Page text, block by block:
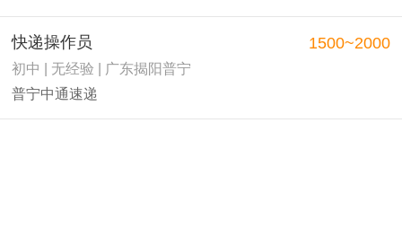
快递操作员
初中 | 无经验 | 广东揭阳普宁
普宁中通速递
1500~2000